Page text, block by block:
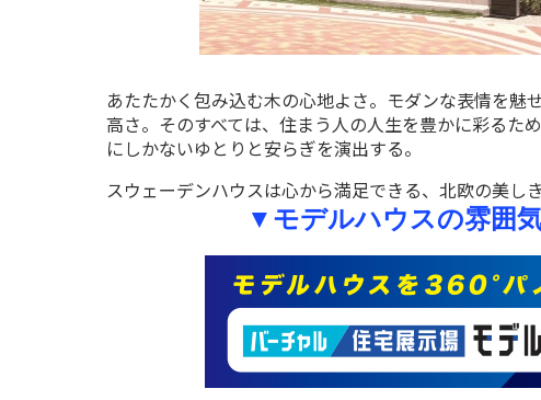
あたたかく包み込む木の心地よさ。モダンな表情を
高さ。そのすべては、住まう人の人生を豊かに彩るた
にしかないゆとりと安らぎを演出する。
スウェーデンハウスは心から満足できる、北欧の美し
▼ モデルハウスの雰囲